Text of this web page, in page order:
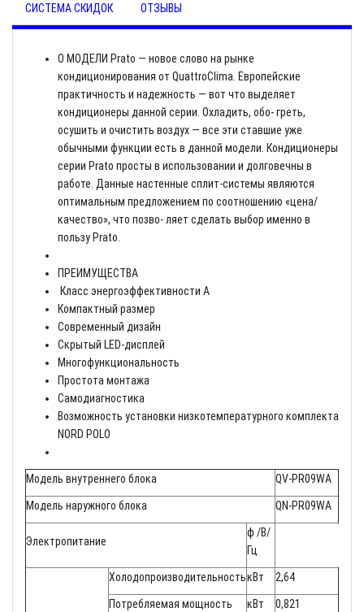
СИСТЕМА СКИДОК ОТЗЫВЫ
О МОДЕЛИ Prato — новое слово на рынке
кондиционирования от QuattroClima. Европейские
практичность и надежность — вот что выделяет
кондиционеры данной серии. Охладить, обо- греть,
осушить и очистить воздух — все эти ставшие уже
обычными функции есть в данной модели. Кондиционеры
серии Prato просты в использовании и долговечны в
работе. Данные настенные сплит-системы являются
оптимальным предложением по соотношению «цена/
качество», что позво- ляет сделать выбор именно в
пользу Prato.
ПРЕИМУЩЕСТВА
 Класс энергоэффективности A 
Компактный размер 
Современный дизайн 
Скрытый LED-дисплей 
Многофункциональность 
Простота монтажа 
Самодиагностика 
Возможность установки низкотемпературного комплекта
NORD POLO
Модель внутреннего блока QV-PR09WA
Модель наружного блока QN-PR09WA
Электропитание
ф /В/
Гц
ХолодопроизводительностькВт 2,64
Потребляемая мощность кВт 0,821